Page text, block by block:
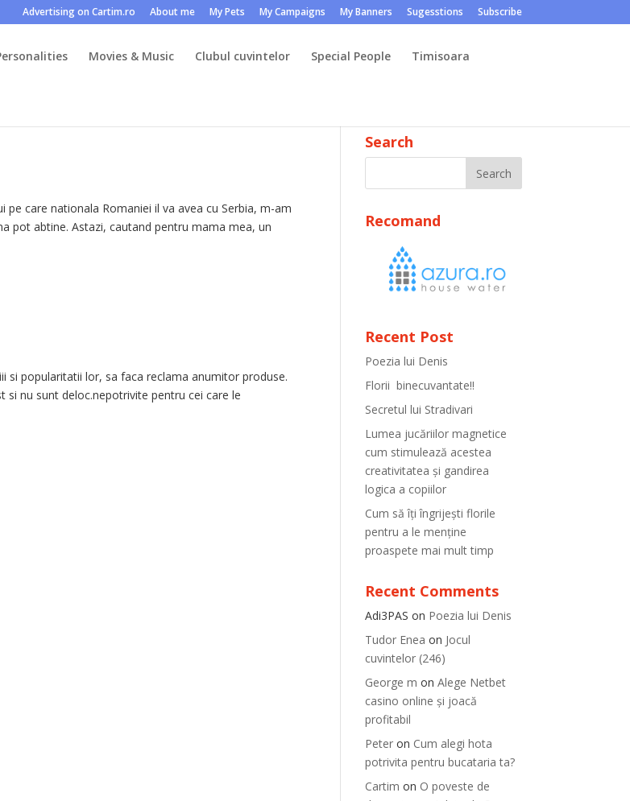
Advertising on Cartim.ro About me My Pets My Campaigns My Banners Sugesstions Subscribe
Movies & Music Clubul cuvintelor Special People Timisoara
care nationala Romaniei il va avea cu Serbia, m-am
pot abtine. Astazi, cautand pentru mama mea, un
popularitatii lor, sa faca reclama anumitor produse.
nu sunt deloc.nepotrivite pentru cei care le
Search
Recomand
Recent Post
Poezia lui Denis
Florii binecuvantate!!
Secretul lui Stradivari
Lumea jucăriilor magnetice
cum stimulează acestea
creativitatea și gandirea
logica a copiilor
Cum să îți îngrijești florile
pentru a le menține
proaspete mai mult timp
Recent Comments
Adi3PAS on Poezia lui Denis
Tudor Enea on Jocul
cuvintelor (246)
George m onAlege Netbet
casino online și joacă
profitabil
Peter on Cum alegi hota
potrivita pentru bucataria ta?
Cartim on O poveste de